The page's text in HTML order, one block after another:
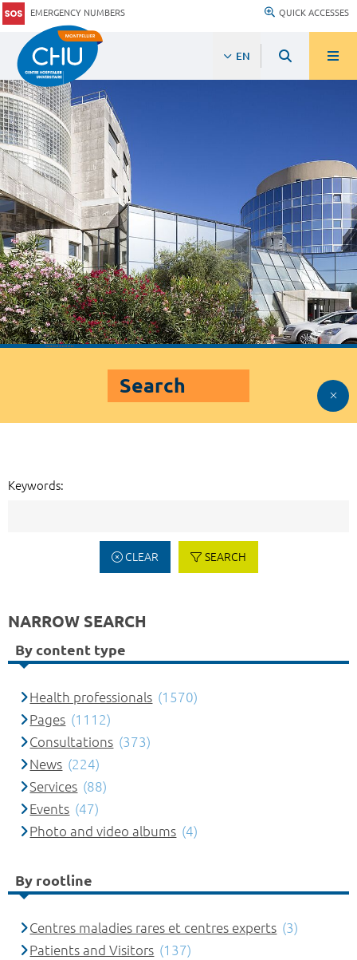
EMERGENCY NUMBERS QUICK ACCESSES
EN
Search
Keywords:
CLEAR SEARCH
NARROW SEARCH
By content type
Health professionals (1570)
Pages (1112)
Consultations (373)
News (224)
Services (88)
Events (47)
Photo and video albums (4)
By rootline
Centres maladies rares et centres experts (3)
Patients and Visitors (137)